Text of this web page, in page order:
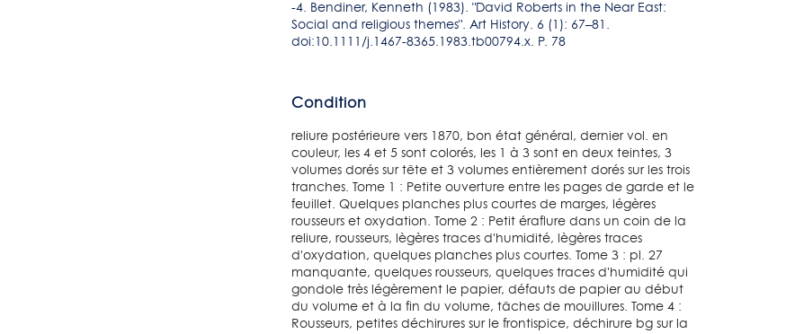
-4. Bendiner, Kenneth (1983). "David Roberts in the Near East:
Social and religious themes". Art History. 6 (1): 67–81.
doi:10.1111/j.1467-8365.1983.tb00794.x. P. 78
Condition
reliure postérieure vers 1870, bon état général, dernier vol. en
couleur, les 4 et 5 sont colorés, les 1 à 3 sont en deux teintes, 3
volumes dorés sur tête et 3 volumes entièrement dorés sur les trois
tranches. Tome 1 : Petite ouverture entre les pages de garde et le
feuillet. Quelques planches plus courtes de marges, légères
rousseurs et oxydation. Tome 2 : Petit éraflure dans un coin de la
reliure, rousseurs, lègères traces d'humidité, lègères traces
d'oxydation, quelques planches plus courtes. Tome 3 : pl. 27
manquante, quelques rousseurs, quelques traces d'humidité qui
gondole très légèrement le papier, défauts de papier au début
du volume et à la fin du volume, tâches de mouillures. Tome 4 :
Rousseurs, petites déchirures sur le frontispice, déchirure bg sur la